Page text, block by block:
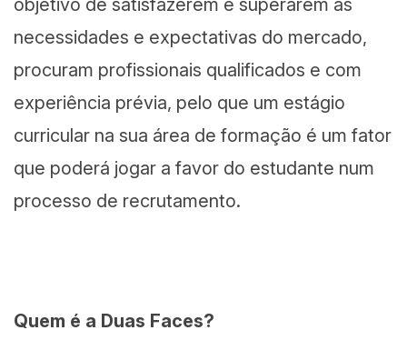
necessidades e expectativas do mercado,
procuram profissionais qualificados e com
experiência prévia, pelo que um estágio
curricular na sua área de formação é um fator
que poderá jogar a favor do estudante num
processo de recrutamento.
Quem é a Duas Faces?